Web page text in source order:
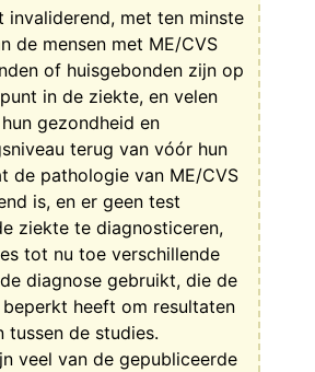
invaliderend, met ten minste
de mensen met ME/CVS
of huisgebonden zijn op
in de ziekte, en velen
gezondheid en
terug van vóór hun
de pathologie van ME/CVS
is, en er geen test
ziekte te diagnosticeren,
tot nu toe verschillende
diagnose gebruikt, die de
heeft om resultaten
tussen de studies.
veel van de gepubliceerde